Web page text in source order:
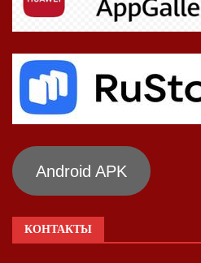
Android APK
КОНТАКТЫ